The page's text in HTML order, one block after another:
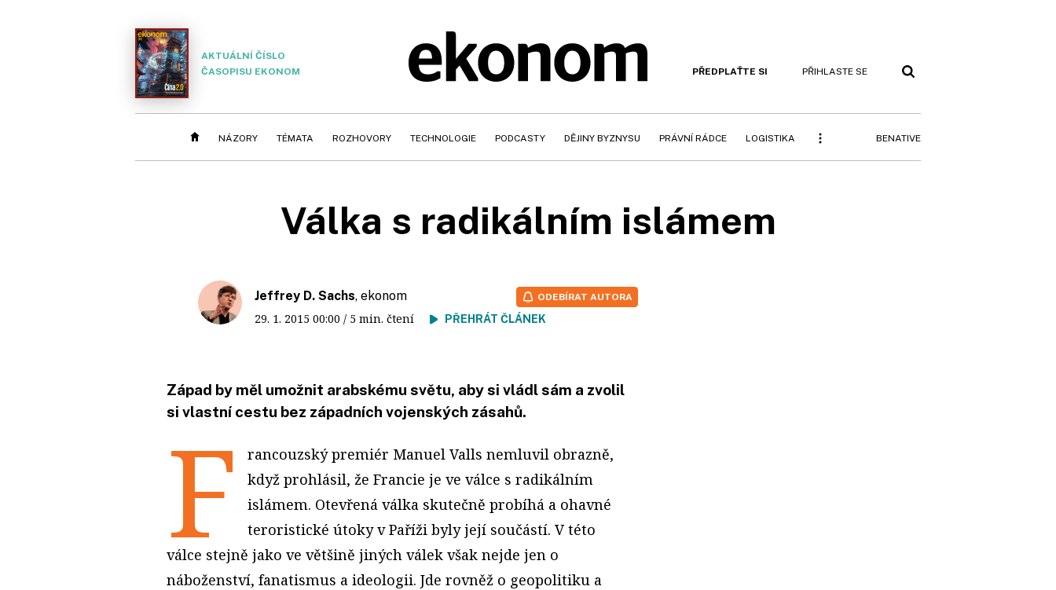
AKTUÁLNÍ ČÍSLO
ČASOPISU EKONOM
PŘEDPLAŤTE SI PŘIHLASTE SE
NÁZORY TÉMATA ROZHOVORY TECHNOLOGIE PODCASTY DĚJINY BYZNYSU PRÁVNÍ RÁDCE LOGISTIKA BENATIVE
Válka s radikálním islámem
Jeffrey D. Sachs, ekonom
29. 1. 2015 00:00 / 5 min. čtení PŘEHRÁT ČLÁNEK
ODEBÍRAT AUTORA
Západ by měl umožnit arabskému světu, aby si vládl sám a zvolil
si vlastní cestu bez západních vojenských zásahů.
F
rancouzský premiér Manuel Valls nemluvil obrazně,
když prohlásil, že Francie je ve válce s radikálním
islámem. Otevřená válka skutečně probíhá a ohavné
teroristické útoky v Paříži byly její součástí. V této
válce stejně jako ve většině jiných válek však nejde jen o
náboženství, fanatismus a ideologii. Jde rovněž o geopolitiku a